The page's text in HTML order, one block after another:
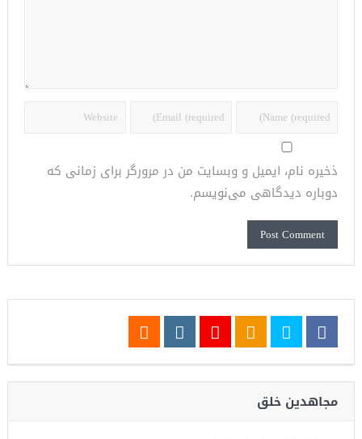
ذخیره نام، ایمیل و وبسایت من در مرورگر برای زمانی که
دوباره دیدگاهی می‌نویسم.
مجاهدین خلق